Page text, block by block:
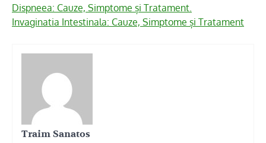
Dispneea: Cauze, Simptome și Tratament.
Invaginatia Intestinala: Cauze, Simptome și Tratament
Traim Sanatos